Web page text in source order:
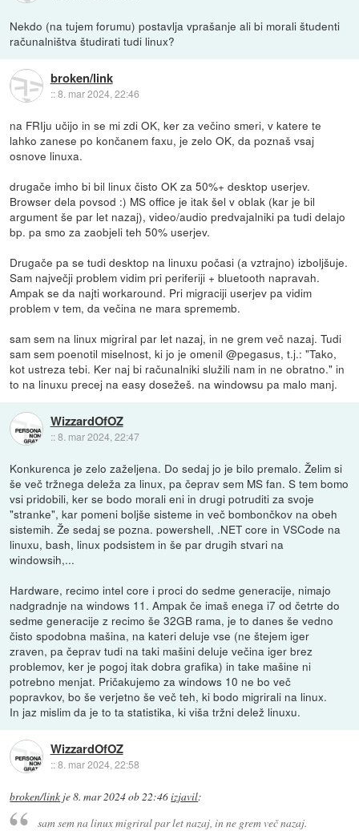
Nekdo (na tujem forumu) postavlja vprašanje ali bi morali študenti
računalništva študirati tudi linux?
broken/link
::8. mar 2024, 22:46
na FRIju učijo in se mi zdi OK, ker za večino smeri, v katere te
lahko zanese po končanem faxu, je zelo OK, da poznaš vsaj
osnove linuxa.
drugače imho bi bil linux čisto OK za 50%+ desktop userjev.
Browser dela povsod :) MS office je itak šel v oblak (kar je bil
argument še par let nazaj), video/audio predvajalniki pa tudi delajo
bp. pa smo za zaobjeli teh 50% userjev.
Drugače pa se tudi desktop na linuxu počasi (a vztrajno) izboljšuje.
Sam največji problem vidim pri periferiji + bluetooth napravah.
Ampak se da najti workaround. Pri migraciji userjev pa vidim
problem v tem, da večina ne mara sprememb.
sam sem na linux migriral par let nazaj, in ne grem več nazaj. Tudi
sam sem poenotil miselnost, ki jo je omenil @pegasus, t.j.: "Tako,
kot ustreza tebi. Ker naj bi računalniki služili nam in ne obratno." in
to na linuxu precej na easy dosežeš. na windowsu pa malo manj.
WizzardOfOZ
::8. mar 2024, 22:47
Konkurenca je zelo zaželjena. Do sedaj jo je bilo premalo. Želim si
še več tržnega deleža za linux, pa čeprav sem MS fan. S tem bomo
vsi pridobili, ker se bodo morali eni in drugi potruditi za svoje
"stranke", kar pomeni boljše sisteme in več bombončkov na obeh
sistemih. Že sedaj se pozna. powershell, .NET core in VSCode na
linuxu, bash, linux podsistem in še par drugih stvari na
windowsih,...
Hardware, recimo intel core i proci do sedme generacije, nimajo
nadgradnje na windows 11. Ampak če imaš enega i7 od četrte do
sedme generacije z recimo še 32GB rama, je to danes še vedno
čisto spodobna mašina, na kateri deluje vse (ne štejem iger
zraven, pa čeprav tudi na taki mašini deluje večina iger brez
problemov, ker je pogoj itak dobra grafika) in take mašine ni
potrebno menjat. Pričakujemo za windows 10 ne bo več
popravkov, bo še verjetno še več teh, ki bodo migrirali na linux.
In jaz mislim da je to ta statistika, ki viša tržni delež linuxu.
WizzardOfOZ
::8. mar 2024, 22:58
broken/link je8. mar 2024 ob 22:46izjavil:
sam sem na linux migriral par let nazaj, in ne grem več nazaj.